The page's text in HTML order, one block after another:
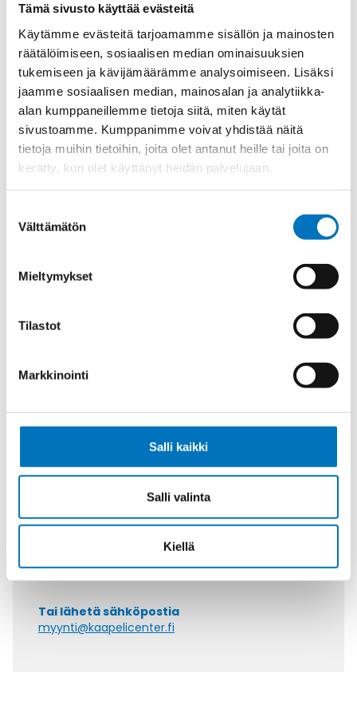
Tämä sivusto käyttää evästeitä
Käytämme evästeitä tarjoamamme sisällön ja mainosten
räätälöimiseen, sosiaalisen median ominaisuuksien
tukemiseen ja kävijämäärämme analysoimiseen. Lisäksi
jaamme sosiaalisen median, mainosalan ja analytiikka-
alan kumppaneillemme tietoja siitä, miten käytät
sivustoamme. Kumppanimme voivat yhdistää näitä
tietoja muihin tietoihin, joita olet antanut heille tai joita on
kerätty, kun olet käyttänyt heidän palvelujaan.
valinta
Välttämätön
Mieltymykset
Tilastot
Markkinointi
Salli kaikki
Salli valinta
Kiellä
Toimituskulut 35kg:n asti 25€.
Yli 35kg:n toimituskulut toteutuneiden kulujen mukaan.
Valmistaja
ILME S.p.A
Koko
size "21.21"
Materiaali
Metalli
Käyttölämpötila
'-40°C … +125°C
IP44 (IP66/IP67/IP69 with CKR
Lukitus
1 salpa
2 tappia
Läpivientikotelo
M32
Kysyttävää?
Anna meidän
+358 9 2252 260
Tai lähetä sähköpostia
myynti@kaapelicenter.fi